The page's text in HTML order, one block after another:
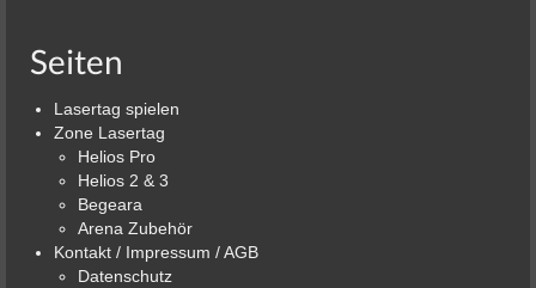
Seiten
Lasertag spielen
Zone Lasertag
Helios Pro
Helios 2 & 3
Begeara
Arena Zubehör
Kontakt / Impressum / AGB
Datenschutz